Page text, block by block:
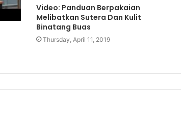
Video: Panduan Berpakaian
Melibatkan Sutera Dan Kulit
Binatang Buas
Thursday, April 11, 2019